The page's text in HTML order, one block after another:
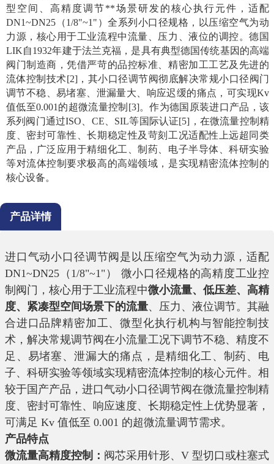
型空间、高精度调节**场景研发的核心执行元件，适配
DN1~DN25（1/8"~1"）全系列小口径规格，以压缩空气为动
力源，核心用于工业流程中流量、压力、液位的调控。德国
LIK自1932年建于法兰克福，是具有典型德国传统基因的高端
阀门制造商，凭借严苛的品控标准、精密加工工艺及先进的
流体控制技术[2]，其小口径调节阀彻底解决常规小口径阀门
调节不稳、易堵塞、泄漏量大、响应迟缓的痛点，可实现Kv
值低至0.001的超微流量控制[3]。作为德国原装进口产品，该
系列阀门通过ISO、CE、SIL等国际认证[5]，在微流量控制精
度、密封可靠性、长期稳定性及苛刻工况适配性上远超同类
产品，广泛应用于精细化工、制药、电子半导体、科研实验
等对流体控制要求极高的高端领域，是实现精密流体控制的
核心设备。
产品详情
进口气动小口径调节阀是以压缩空气为动力源，适配
DN1~DN25（1/8"~1"） 微小口径规格的高精度工业控
制阀门，核心用于工业流程中微小流量、低压差、高精
度、紧凑型空间场景下的流量、压力、液位调节。其融
合进口品牌精密加工、微型化执行机构与智能控制技
术，解决常规调节阀在小流量工况下调节不稳、精度不
足、易堵塞、泄漏大的痛点，是精细化工、制药、电
子、科研实验等领域实现精密流体控制的核心元件。相
较于国产产品，进口气动小口径调节阀在微流量控制精
度、密封可靠性、响应速度、长期稳定性上优势显著，
可满足 Kv 值低至 0.001 的超微流量调节需求。
产品特点
微流量高精度控制： 阀芯采用针形、V 型切口或柱塞式